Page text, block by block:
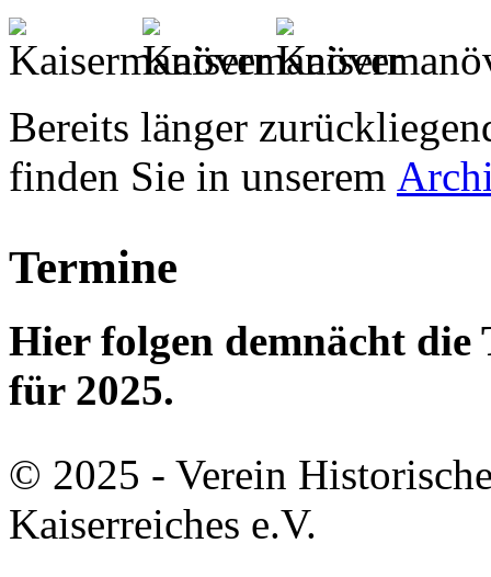
Bereits länger
finden Sie in unserem
Termine
Hier folgen demnächt
für 2025.
© 2025 - Verein
Kaiserreiches e.V.